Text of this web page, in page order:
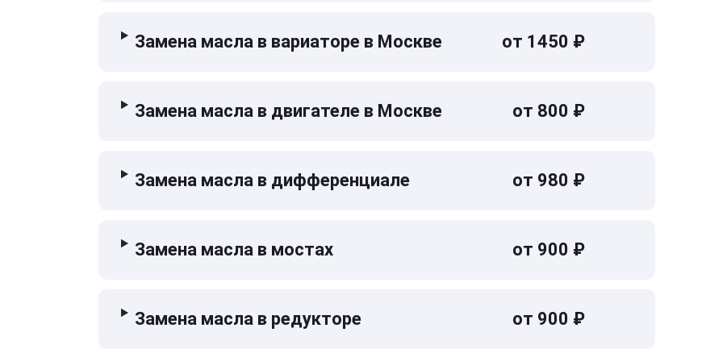
Замена масла в вариаторе в Москве от 1450 ₽
Замена масла в двигателе в Москве от 800 ₽
Замена масла в дифференциале от 980 ₽
Замена масла в мостах от 900 ₽
Замена масла в редукторе от 900 ₽